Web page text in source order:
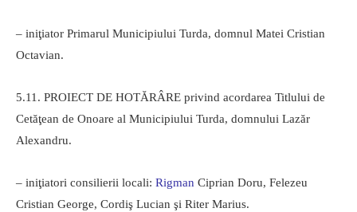
– iniţiator Primarul Municipiului Turda, domnul Matei Cristian
Octavian.
5.11. PROIECT DE HOTĂRÂRE privind acordarea Titlului de
Cetăţean de Onoare al Municipiului Turda, domnului Lazăr
Alexandru.
– iniţiatori consilierii locali: Rigman Ciprian Doru, Felezeu
Cristian George, Cordiş Lucian şi Riter Marius.